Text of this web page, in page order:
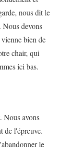
nous dit le
Nous devons
bien de
chair, qui
ici bas.
Nous avons
de l'épreuve.
le